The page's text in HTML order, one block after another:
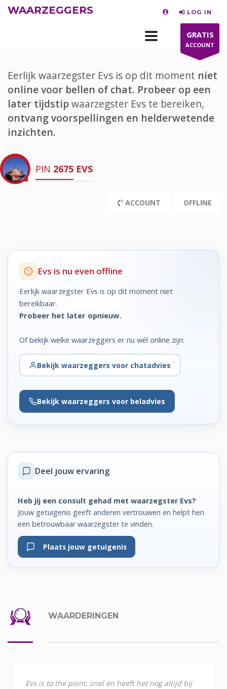
WAARZEGGERS LOG IN
GRATIS
ACCOUNT
Eerlijk waarzegster Evs is op dit moment niet
online voor bellen of chat. Probeer op een
later tijdstipwaarzegster Evs te bereiken,
ontvang voorspellingen en helderwetende
inzichten.
PIN 2675 EVS
ACCOUNT OFFLINE
Evs is nu even offline
Eerlijk waarzegster Evs is op dit moment niet
bereikbaar.
Probeer het later opnieuw.
Of bekijk welke waarzeggers er nu wél online zijn:
Bekijk waarzeggers voor chatadvies
Bekijk waarzeggers voor beladvies
Deel jouw ervaring
Heb jij een consult gehad met waarzegster Evs?
Jouw getuigenis geeft anderen vertrouwen en helpt hen
een betrouwbaar waarzegster te vinden.
Plaats jouw getuigenis
WAARDERINGEN
Evs is to the point, snel en heeft het nog altijd bij